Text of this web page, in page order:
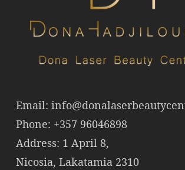
Email:
Phone: +357 96046898
Address: 1 April 8,
Nicosia, Lakatamia 2310